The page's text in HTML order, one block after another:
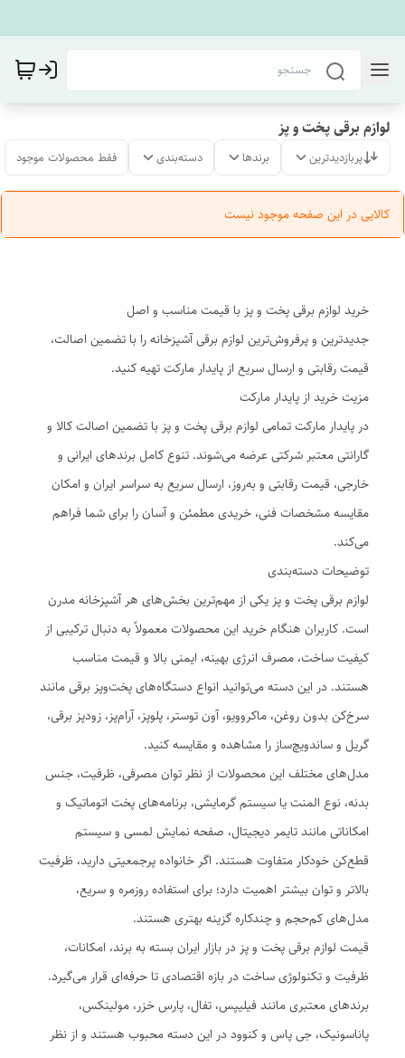
لوازم برقی پخت و پز
پربازدیدترین برندها دسته‌بندی فقط محصولات موجود
کالایی در این صفحه موجود نیست
خرید لوازم برقی پخت و پز با قیمت مناسب و اصل
جدیدترین و پرفروش‌ترین لوازم برقی آشپزخانه را با تضمین اصالت،
قیمت رقابتی و ارسال سریع از پایدار مارکت تهیه کنید.
مزیت خرید از پایدار مارکت
در پایدار مارکت تمامی لوازم برقی پخت و پز با تضمین اصالت کالا و
گارانتی معتبر شرکتی عرضه می‌شوند. تنوع کامل برندهای ایرانی و
خارجی، قیمت رقابتی و به‌روز، ارسال سریع به سراسر ایران و امکان
مقایسه مشخصات فنی، خریدی مطمئن و آسان را برای شما فراهم
می‌کند.
توضیحات دسته‌بندی
لوازم برقی پخت و پز یکی از مهم‌ترین بخش‌های هر آشپزخانه مدرن
است. کاربران هنگام خرید این محصولات معمولاً به دنبال ترکیبی از
کیفیت ساخت، مصرف انرژی بهینه، ایمنی بالا و قیمت مناسب
هستند. در این دسته می‌توانید انواع دستگاه‌های پخت‌وپز برقی مانند
سرخ‌کن بدون روغن، ماکروویو، آون توستر، پلوپز، آرام‌پز، زودپز برقی،
گریل و ساندویچ‌ساز را مشاهده و مقایسه کنید.
مدل‌های مختلف این محصولات از نظر توان مصرفی، ظرفیت، جنس
بدنه، نوع المنت یا سیستم گرمایشی، برنامه‌های پخت اتوماتیک و
امکاناتی مانند تایمر دیجیتال، صفحه نمایش لمسی و سیستم
قطع‌کن خودکار متفاوت هستند. اگر خانواده پرجمعیتی دارید، ظرفیت
بالاتر و توان بیشتر اهمیت دارد؛ برای استفاده روزمره و سریع،
مدل‌های کم‌حجم و چندکاره گزینه بهتری هستند.
قیمت لوازم برقی پخت و پز در بازار ایران بسته به برند، امکانات،
ظرفیت و تکنولوژی ساخت در بازه اقتصادی تا حرفه‌ای قرار می‌گیرد.
برندهای معتبری مانند فیلیپس، تفال، پارس خزر، مولینکس،
پاناسونیک، جی پاس و کنوود در این دسته محبوب هستند و از نظر